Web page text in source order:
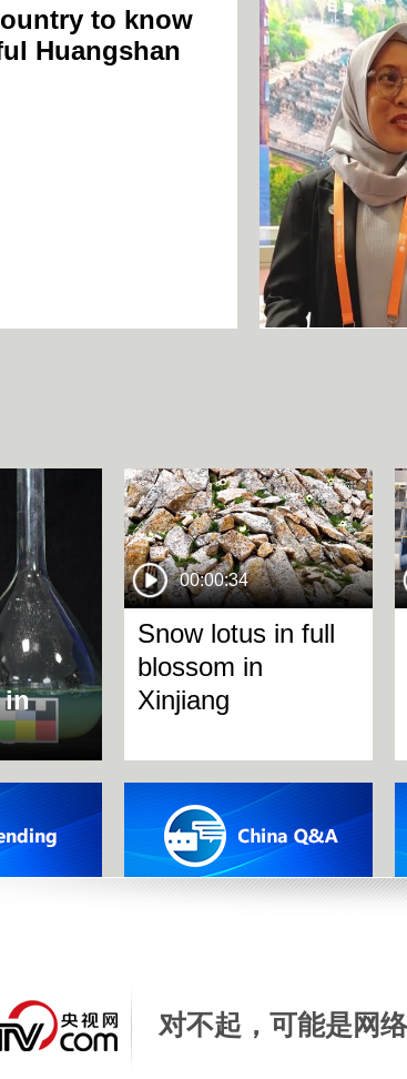
对不起，可能是网
to know
Huangshan
in
00:00:34
Snow lotus in full
blossom in
Xinjiang
00:02:08